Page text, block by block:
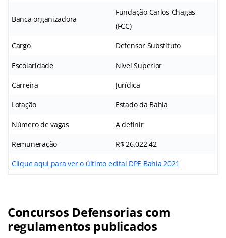
Banca organizadora
Fundação Carlos Chagas
(FCC)
Cargo Defensor Substituto
Escolaridade Nível Superior
Carreira Jurídica
Lotação Estado da Bahia
Número de vagas A definir
Remuneração R$ 26.022,42
Clique aqui para ver o último edital DPE Bahia 2021
Concursos Defensorias com
regulamentos publicados